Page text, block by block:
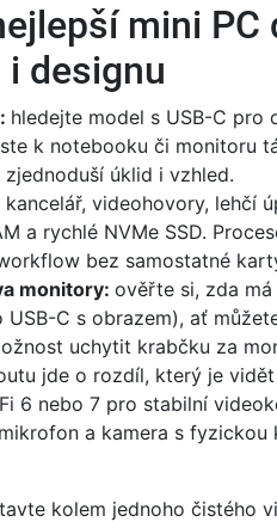
mini PC
designu
hledejte model s USB-C pro
k notebooku či monitoru
zjednoduší úklid i vzhled.
kancelář, videohovory, lehčí
a rychlé NVMe SSD.
bez samostatné
monitory: ověřte si, zda
USB-C s obrazem), ať
uchytit krabčku za
jde o rozdíl, který je
6 nebo 7 pro stabilní
a kamera s
kolem jednoho čistého